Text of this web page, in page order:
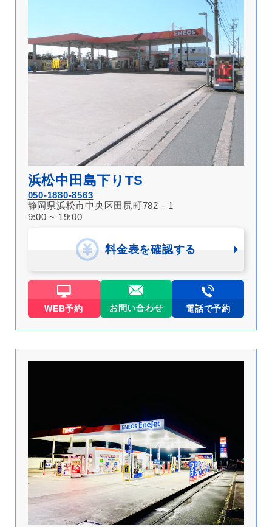
浜松中田島下りTS
050-1880-8563
静岡県浜松市中央区田尻町782－1
9:00 ~ 19:00
料金表を確認する
WEB予約 お問い合わせ 電話で予約